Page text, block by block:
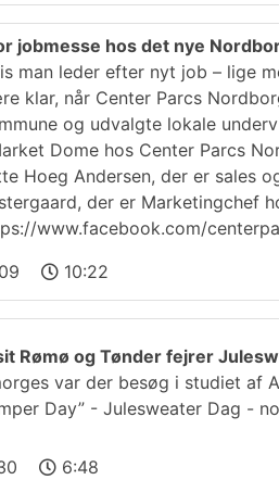
jobmesse hos det nye
man leder efter nyt job – lige
klar, når Center Parcs
og udvalgte lokale
Dome hos Center Parcs
Hoeg Andersen, der er sales
der er Marketingchef
www.facebook.com/
10:22
Rømø og Tønder fejrer
var der besøg i studiet af
Day” - Julesweater Dag -
6:48